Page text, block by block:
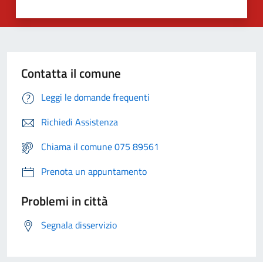
Contatta il comune
Leggi le domande frequenti
Richiedi Assistenza
Chiama il comune 075 89561
Prenota un appuntamento
Problemi in città
Segnala disservizio